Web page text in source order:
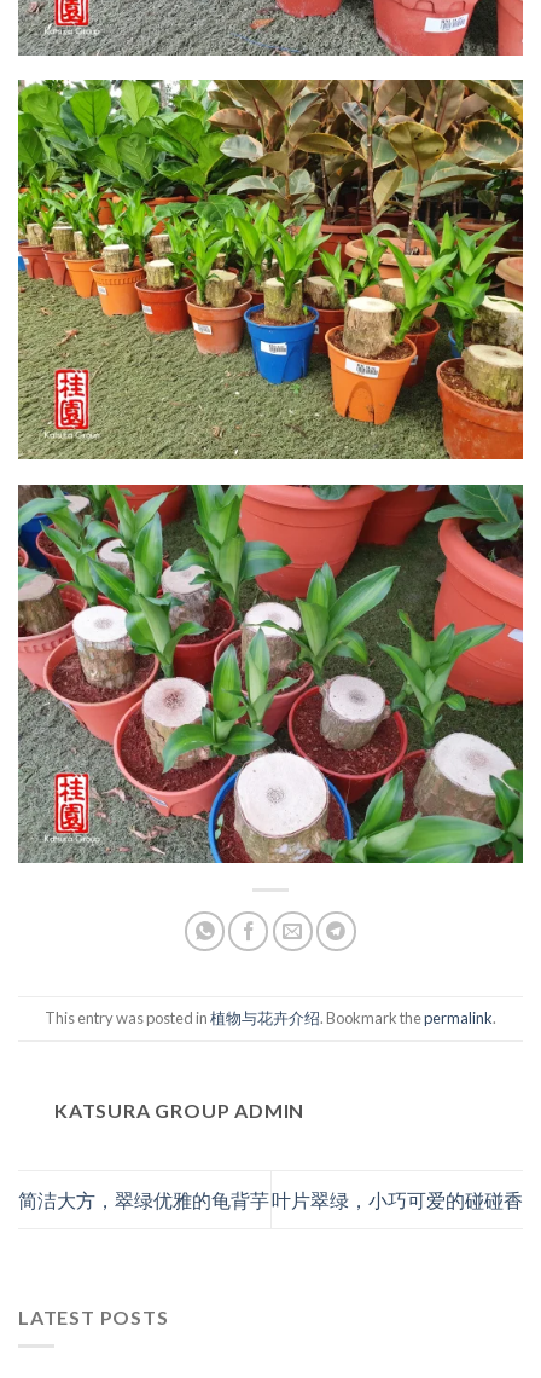
This entry was posted in植物与花卉介绍. Bookmark thepermalink.
KATSURA GROUP ADMIN
简洁大方，翠绿优雅的龟背芋叶片翠绿，小巧可爱的碰碰香
LATEST POSTS